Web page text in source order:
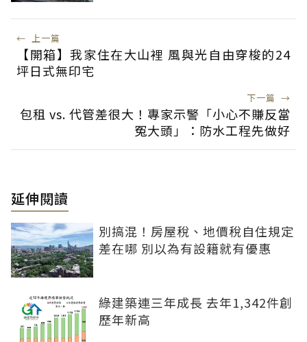
← 上一篇
【開箱】我家住在大山裡 風與光自由穿梭的24
坪日式無印宅
下一篇 →
包租 vs. 代管差很大！專家示警「小心不賺反當
冤大頭」：防水工程先做好
延伸閱讀
別搞混！房屋稅、地價稅自住規定
差在哪 別以為有設籍就有優惠
綠建築連三年成長 去年1,342件創
歷年新高